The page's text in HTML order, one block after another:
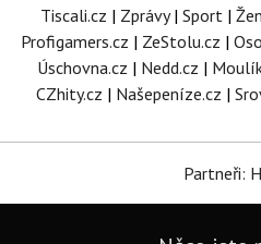
Tiscali.cz | Zprávy| Sport |
Profigamers.cz | ZeStolu.cz |
Úschovna.cz | Nedd.cz |
CZhity.cz | Našepeníze.cz |
Partneři: